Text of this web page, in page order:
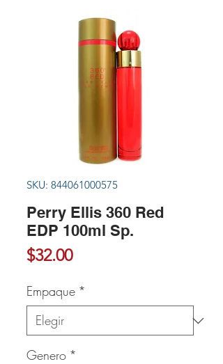
SKU: 844061000575
Perry Ellis 360 Red
EDP 100ml Sp.
$32.00Precio
Empaque *
Genero *